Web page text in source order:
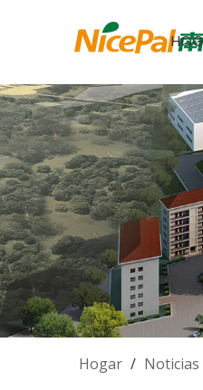
Hogar / Noticias